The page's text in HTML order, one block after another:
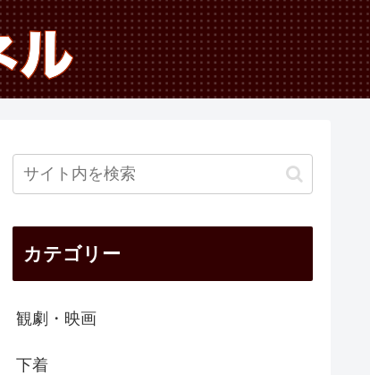
カテゴリー
観劇・映画
下着